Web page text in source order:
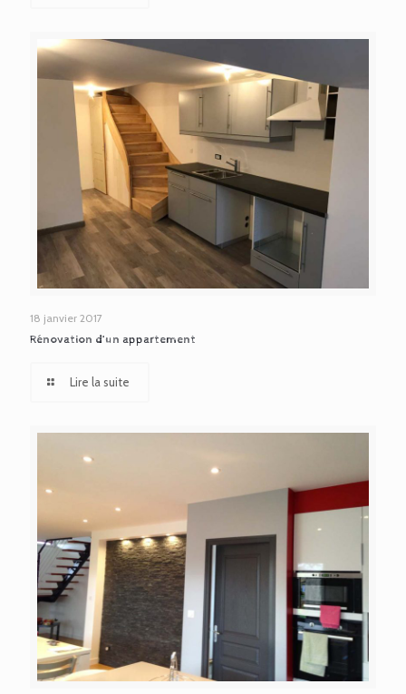
18 janvier 2017
Rénovation d’un appartement
Lire la suite